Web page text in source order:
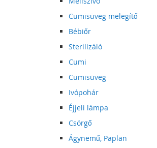
Cumisüveg melegítő
Bébiőr
Sterilizáló
Cumi
Cumisüveg
Ivópohár
Éjjeli lámpa
Csörgő
Ágynemű, Paplan